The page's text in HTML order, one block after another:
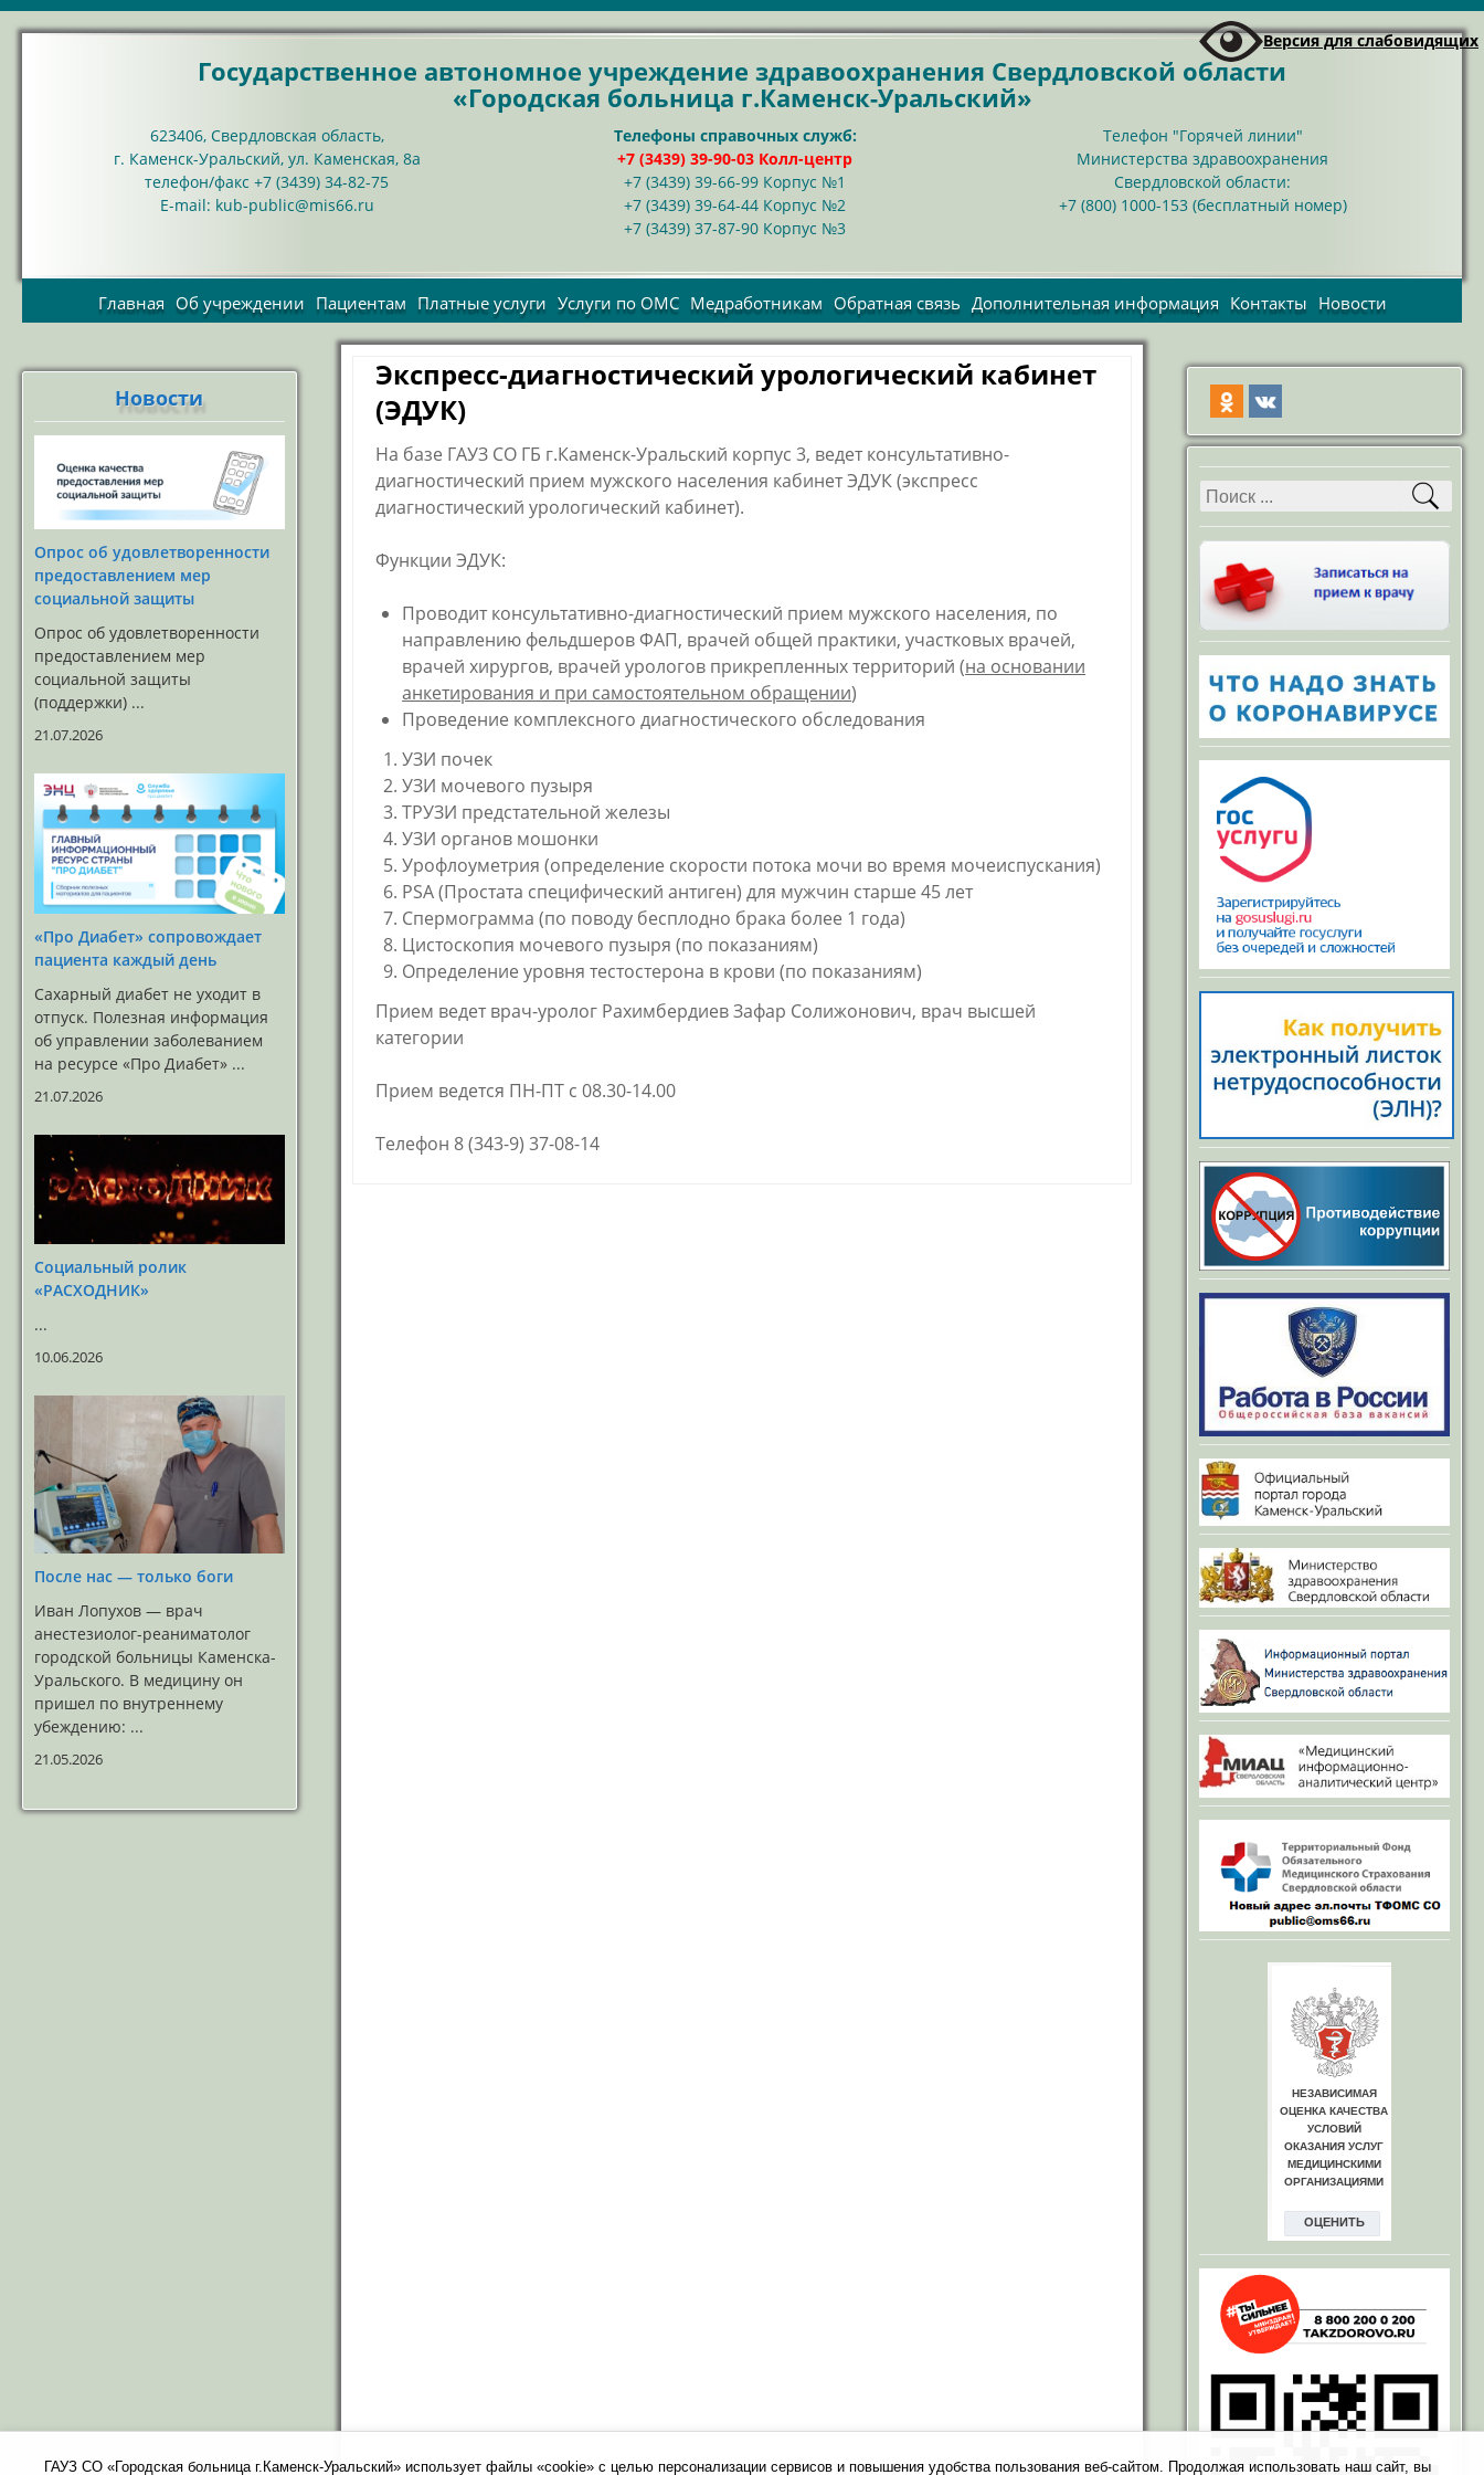
Государственное автономное учреждение здравоохранения Свердловской области
«Городская больница г.Каменск-Уральский»
623406, Свердловская область,
г. Каменск-Уральский, ул. Каменская, 8а
телефон/факс +7 (3439) 34-82-75
Е-mail: kub-public@mis66.ru
Телефоны справочных служб:
+7 (3439) 39-90-03 Колл-центр
+7 (3439) 39-66-99 Корпус №1
+7 (3439) 39-64-44 Корпус №2
+7 (3439) 37-87-90 Корпус №3
Телефон "Горячей линии"
Министерства здравоохранения
Свердловской области:
+7 (800) 1000-153 (бесплатный номер)
Главная Об учреждении
Цели и задачи
Учредительные
структура
Структурные
подразделения
Сотрудники
Информация для
оценки качества услуг
Пациентам Платные услуги
Правила
платных услуг
Услуги по ОМС Медработникам Обратная связь Дополнительная информация
Взаимодействие с
волонтерскими
организациями
Уральский»
Договор поручения
обработки
персональных данных
Федеральный закон №
59-ФЗ «О порядке
рассмотрения
обращений граждан» (в
редакции от
24.11.2014г.)
Приказ «Об
организации работы с
обращениями граждан
в ГАУЗ СО «ГБ г.
Каменск-Уральский»
График приема граждан
Учетная политика
Контакты
Телефоны справочных
Новости
Новости
Новости
Опрос об удовлетворенности
предоставлением мер
социальной защиты
Опрос об удовлетворенности
предоставлением мер
социальной защиты
(поддержки) ...
21.07.2026
«Про Диабет» сопровождает
пациента каждый день
Сахарный диабет не уходит в
отпуск. Полезная информация
об управлении заболеванием
на ресурсе «Про Диабет» ...
21.07.2026
Социальный ролик
«РАСХОДНИК»
...
10.06.2026
После нас — только боги
Иван Лопухов — врач
анестезиолог-реаниматолог
городской больницы Каменска-
Уральского. В медицину он
пришел по внутреннему
убеждению: ...
21.05.2026
Экспресс-диагностический урологический кабинет
(ЭДУК)
На базе ГАУЗ СО ГБ г.Каменск-Уральский корпус 3, ведет консультативно-
диагностический прием мужского населения кабинет ЭДУК (экспресс
диагностический урологический кабинет).
Функции ЭДУК:
Проводит консультативно-диагностический прием мужского населения, по
направлению фельдшеров ФАП, врачей общей практики, участковых врачей,
врачей хирургов, врачей урологов прикрепленных территорий (на основании
анкетирования и при самостоятельном обращении)
Проведение комплексного диагностического обследования
УЗИ почек
УЗИ мочевого пузыря
ТРУЗИ предстательной железы
УЗИ органов мошонки
Урофлоуметрия (определение скорости потока мочи во время мочеиспускания)
PSA(Простата специфический антиген) для мужчин старше 45 лет
Спермограмма (по поводу бесплодно брака более 1 года)
Цистоскопия мочевого пузыря (по показаниям)
Определение уровня тестостерона в крови (по показаниям)
Прием ведет врач-уролог Рахимбердиев Зафар Солижонович, врач высшей
категории
Прием ведется ПН-ПТ с 08.30-14.00
Телефон 8 (343-9) 37-08-14
Версия для слабовидящих
ГАУЗ СО «Городская больница г.Каменск-Уральский» использует файлы «cookie» с целью персонализации сервисов и повышения удобства пользования веб-сайтом. Продолжая использовать наш сайт, вы